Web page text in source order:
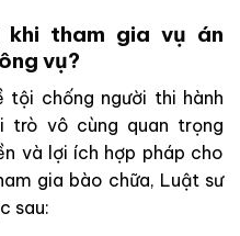
tham gia vụ án
vụ?
tội chống người thi hành
trò vô cùng quan trọng
và lợi ích hợp pháp cho
gia bào chữa, Luật sư
sau: